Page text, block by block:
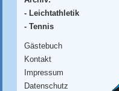
- Leichtathletik
- Tennis
Gästebuch
Kontakt
Impressum
Datenschutz